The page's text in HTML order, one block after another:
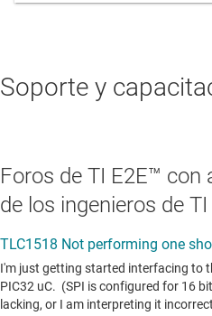
Soporte y
Foros de TI E2E™
de los ingenieros de TI